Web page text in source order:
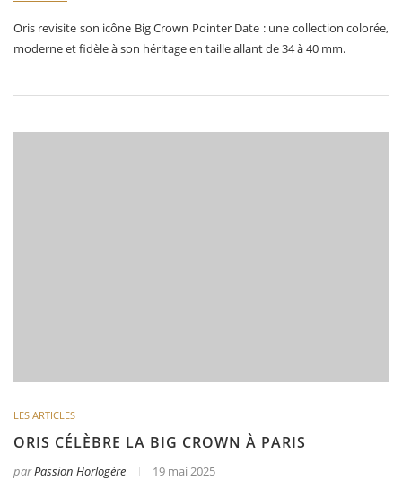
Oris revisite son icône Big Crown Pointer Date : une collection colorée,
moderne et fidèle à son héritage en taille allant de 34 à 40 mm.
LES ARTICLES
ORIS CÉLÈBRE LA BIG CROWN À PARIS
parPassion Horlogère 19 mai 2025